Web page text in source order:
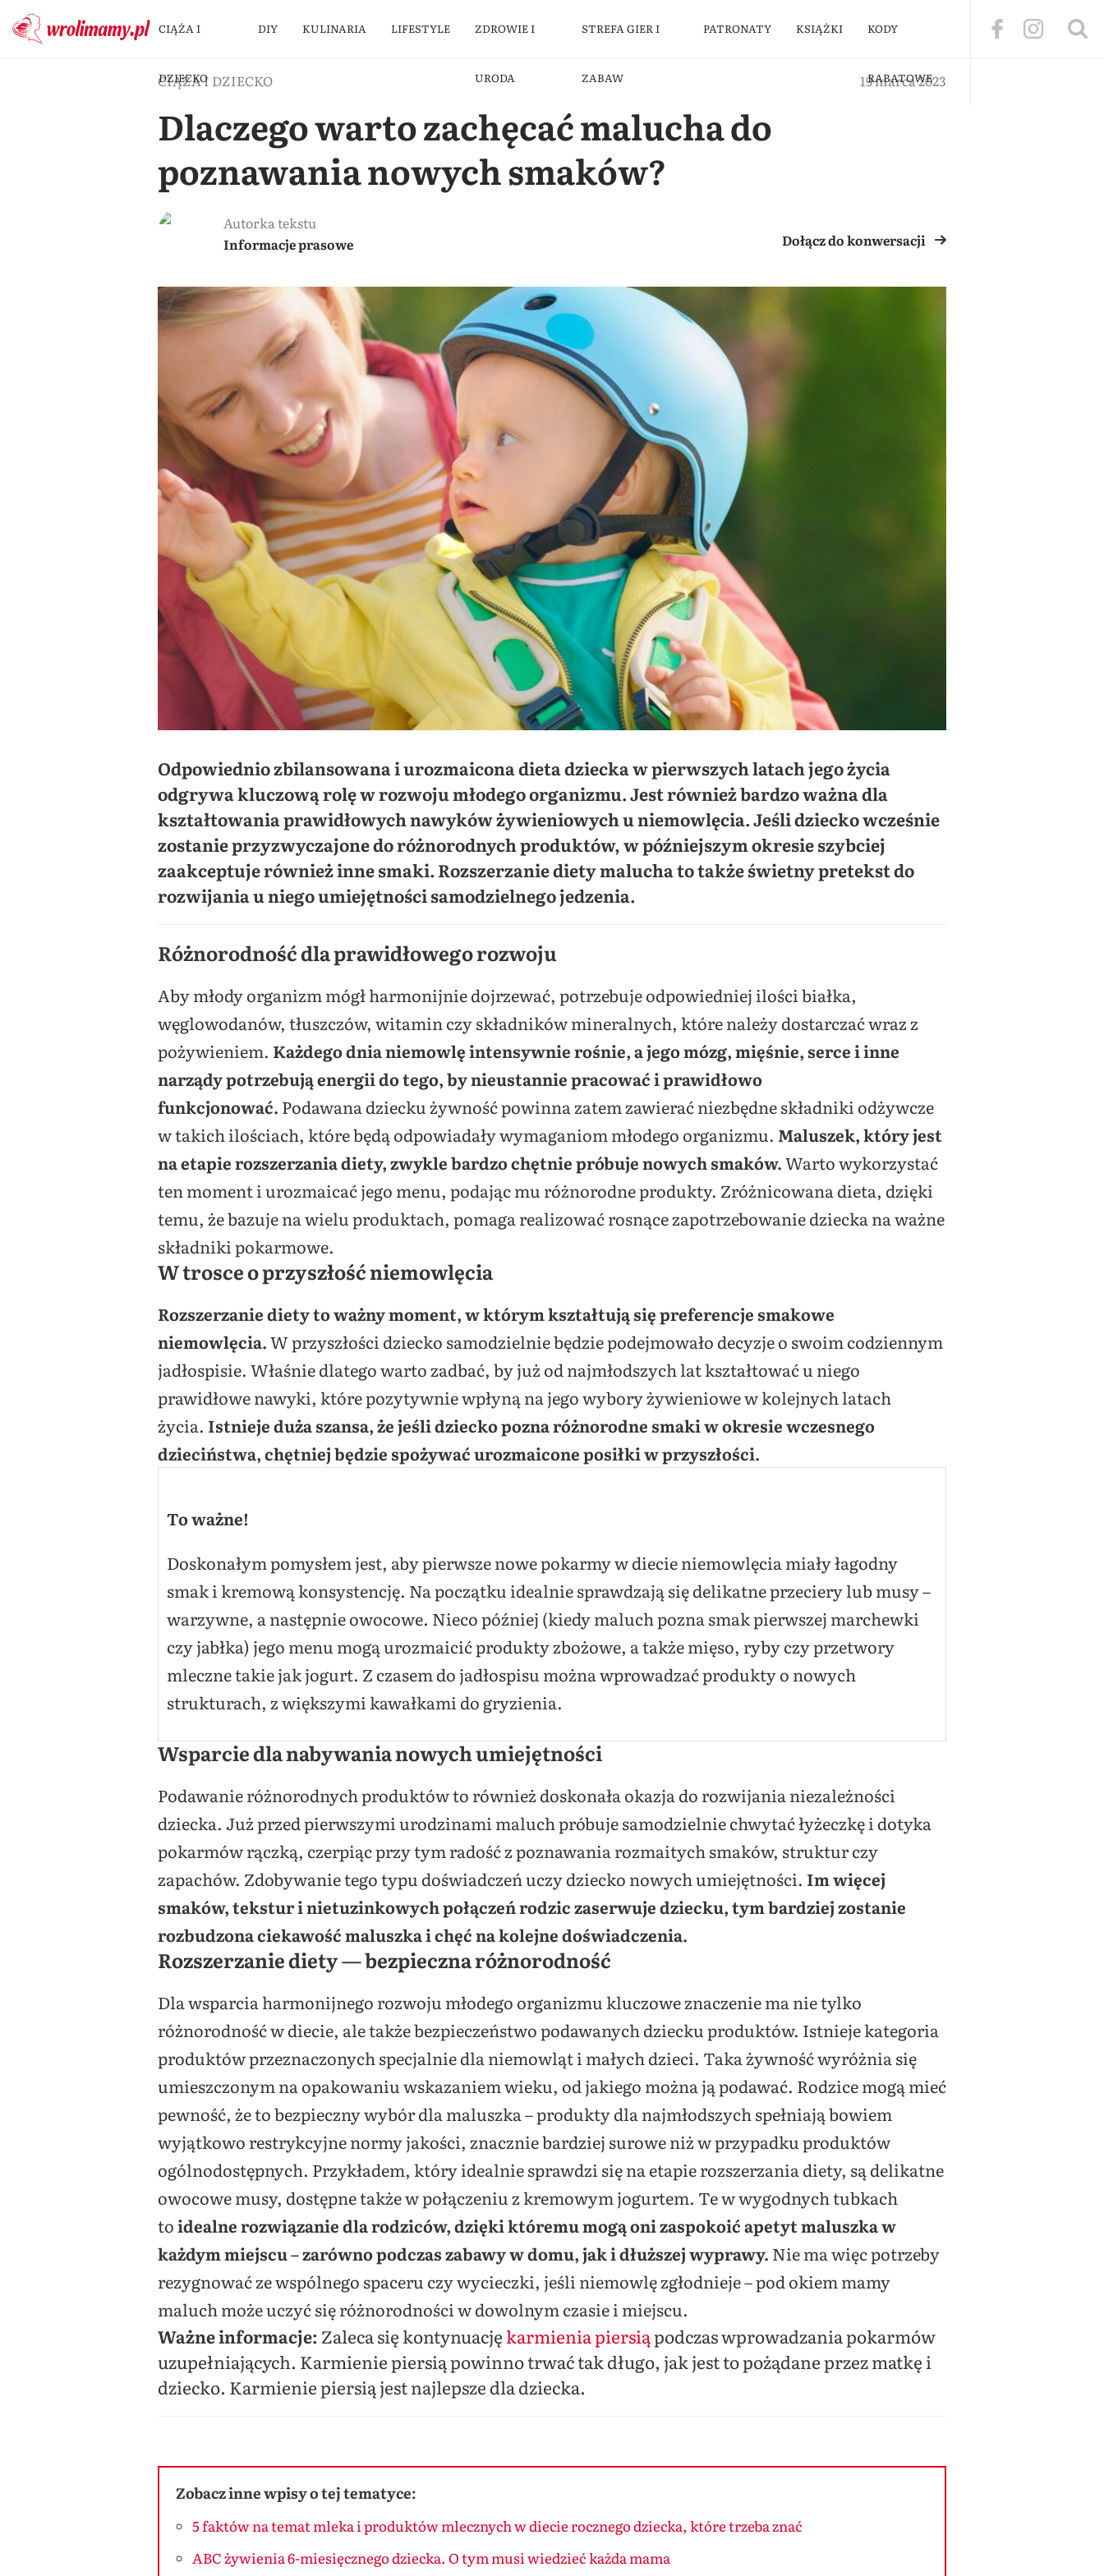
CIĄŻA I
DZIECKO
DIY KULINARIA LIFESTYLE ZDROWIE I
URODA
STREFA GIER I
ZABAW
PATRONATY KSIĄŻKI KODY
RABATOWE
CIĄŻA I DZIECKO 19 marca 2023
Dlaczego warto zachęcać malucha do
poznawania nowych smaków?
Autorka tekstu
Informacje prasowe
Dołącz do konwersacji
Odpowiednio zbilansowana i urozmaicona dieta dziecka w pierwszych latach jego życia
odgrywa kluczową rolę w rozwoju młodego organizmu. Jest również bardzo ważna dla
kształtowania prawidłowych nawyków żywieniowych u niemowlęcia. Jeśli dziecko wcześnie
zostanie przyzwyczajone do różnorodnych produktów, w późniejszym okresie szybciej
zaakceptuje również inne smaki. Rozszerzanie diety malucha to także świetny pretekst do
rozwijania u niego umiejętności samodzielnego jedzenia.
Różnorodność dla prawidłowego rozwoju
Aby młody organizm mógł harmonijnie dojrzewać, potrzebuje odpowiedniej ilości białka,
węglowodanów, tłuszczów, witamin czy składników mineralnych, które należy dostarczać wraz z
pożywieniem. Każdego dnia niemowlę intensywnie rośnie, a jego mózg, mięśnie, serce i inne
narządy potrzebują energii do tego, by nieustannie pracować i prawidłowo
funkcjonować. Podawana dziecku żywność powinna zatem zawierać niezbędne składniki odżywcze
w takich ilościach, które będą odpowiadały wymaganiom młodego organizmu. Maluszek, który jest
na etapie rozszerzania diety, zwykle bardzo chętnie próbuje nowych smaków.Warto wykorzystać
ten moment i urozmaicać jego menu, podając mu różnorodne produkty. Zróżnicowana dieta, dzięki
temu, że bazuje na wielu produktach, pomaga realizować rosnące zapotrzebowanie dziecka na ważne
składniki pokarmowe.
W trosce o przyszłość niemowlęcia
Rozszerzanie diety to ważny moment, w którym kształtują się preferencje smakowe
niemowlęcia.W przyszłości dziecko samodzielnie będzie podejmowało decyzje o swoim codziennym
jadłospisie. Właśnie dlatego warto zadbać, by już od najmłodszych lat kształtować u niego
prawidłowe nawyki, które pozytywnie wpłyną na jego wybory żywieniowe w kolejnych latach
życia. Istnieje duża szansa, że jeśli dziecko pozna różnorodne smaki w okresie wczesnego
dzieciństwa, chętniej będzie spożywać urozmaicone posiłki w przyszłości.
To ważne!
Doskonałym pomysłem jest, aby pierwsze nowe pokarmy w diecie niemowlęcia miały łagodny
smak i kremową konsystencję. Na początku idealnie sprawdzają się delikatne przeciery lub musy –
warzywne, a następnie owocowe. Nieco później (kiedy maluch pozna smak pierwszej marchewki
czy jabłka) jego menu mogą urozmaicić produkty zbożowe, a także mięso, ryby czy przetwory
mleczne takie jak jogurt. Z czasem do jadłospisu można wprowadzać produkty o nowych
strukturach, z większymi kawałkami do gryzienia.
Wsparcie dla nabywania nowych umiejętności
Podawanie różnorodnych produktów to również doskonała okazja do rozwijania niezależności
dziecka. Już przed pierwszymi urodzinami maluch próbuje samodzielnie chwytać łyżeczkę i dotyka
pokarmów rączką, czerpiąc przy tym radość z poznawania rozmaitych smaków, struktur czy
zapachów. Zdobywanie tego typu doświadczeń uczy dziecko nowych umiejętności. Im więcej
smaków, tekstur i nietuzinkowych połączeń rodzic zaserwuje dziecku, tym bardziej zostanie
rozbudzona ciekawość maluszka i chęć na kolejne doświadczenia.
Rozszerzanie diety — bezpiecznaróżnorodność
Dla wsparcia harmonijnego rozwoju młodego organizmu kluczowe znaczenie ma nie tylko
różnorodność w diecie, ale także bezpieczeństwo podawanych dziecku produktów. Istnieje kategoria
produktów przeznaczonych specjalnie dla niemowląt i małych dzieci. Taka żywność wyróżnia się
umieszczonym na opakowaniu wskazaniem wieku, od jakiego można ją podawać. Rodzice mogą mieć
pewność, że to bezpieczny wybór dla maluszka – produkty dla najmłodszych spełniają bowiem
wyjątkowo restrykcyjne normy jakości, znacznie bardziej surowe niż w przypadku produktów
ogólnodostępnych. Przykładem, który idealnie sprawdzi się na etapie rozszerzania diety, są delikatne
owocowe musy, dostępne także w połączeniu z kremowym jogurtem. Te w wygodnych tubkach
toidealne rozwiązanie dla rodziców, dzięki któremu mogą oni zaspokoić apetyt maluszka w
każdym miejscu – zarówno podczas zabawy w domu, jak i dłuższej wyprawy. Nie ma więc potrzeby
rezygnować ze wspólnego spaceru czy wycieczki, jeśli niemowlę zgłodnieje – pod okiem mamy
maluch może uczyć się różnorodności w dowolnym czasie i miejscu.
Ważne informacje: Zaleca się kontynuacjękarmienia piersiąpodczas wprowadzania pokarmów
uzupełniających. Karmienie piersią powinno trwać tak długo, jak jest to pożądane przez matkę i
dziecko. Karmienie piersią jest najlepsze dla dziecka.
Zobacz inne wpisy o tej tematyce:
5 faktów na temat mleka i produktów mlecznych w diecie rocznego dziecka, które trzeba znać
ABC żywienia 6-miesięcznego dziecka. O tym musi wiedzieć każda mama